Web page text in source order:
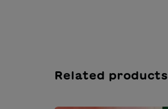
Related products